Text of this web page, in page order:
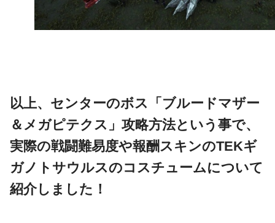
以上、センターのボス「ブルードマザー
＆メガピテクス」攻略方法という事で、
実際の戦闘難易度や報酬スキンのTEKギ
ガノトサウルスのコスチュームについて
紹介しました！